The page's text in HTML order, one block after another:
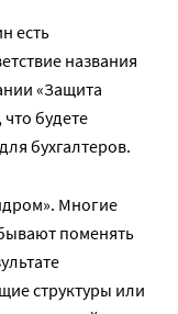
есть
названия
«Защита
будете
бухгалтеров.
Многие
поменять
структуры или